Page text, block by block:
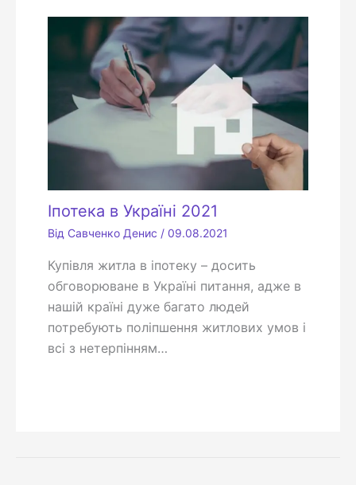
Іпотека в Україні 2021
Від Савченко Денис / 09.08.2021
Купівля житла в іпотеку – досить
обговорюване в Україні питання, адже в
нашій країні дуже багато людей
потребують поліпшення житлових умов і
всі з нетерпінням…